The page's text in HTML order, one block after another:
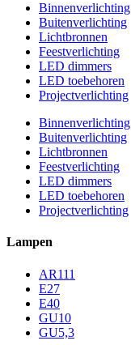
Binnenverlichting
Buitenverlichting
Lichtbronnen
Feestverlichting
LED dimmers
LED toebehoren
Projectverlichting
Binnenverlichting
Buitenverlichting
Lichtbronnen
Feestverlichting
LED dimmers
LED toebehoren
Projectverlichting
Lampen
AR111
E27
E40
GU10
GU5,3